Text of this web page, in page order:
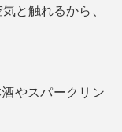
と触れるから、
やスパークリン